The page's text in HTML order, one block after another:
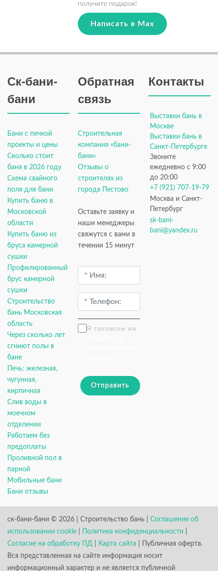
получите подарок!
Написать в Max
Ск-бани-
бани
Бани с печкой
проекты и цены
Сколько стоит
баня в 2026 году
Схема свайного
поля для бани
Купить баню в
Московской
области
Купить баню из
бруса камерной
сушки
Профилированный
брус камерной
сушки
Строительство
бань Московская
область
Через сколько лет
сгниют полы в
бане
Печь: железная,
чугунная,
кирпичная
Слив воды в
моечном
отделении
Работаем без
предоплаты
Проливной пол в
парной
Мобильные бани
Бани отзывы
Обратная
связь
Строительная
компания «бани-
бани»
Отзывы о
строителях из
города Пестово
Оставьте заявку и
наши менеджеры
свяжутся с вами в
течении 15 минут
Я согласен на
Отправить
Контакты
Выставки бань в
Москве
Выставки бань в
Санкт-Петербурге
Звоните
ежедневно с 9:00
до 20:00
+7 (921) 707-19-79
Москва и Санкт-
Петербург
sk-bani-
bani@yandex.ru
ск-бани-бани © 2026 | Строительство бань | Соглашение об
использовании cookie
Политика конфиденциальности
Согласие на обработку ПД
Карта сайта | Публичная оферта.
Вся представленная на сайте информация носит
информационный характер и не является публичной